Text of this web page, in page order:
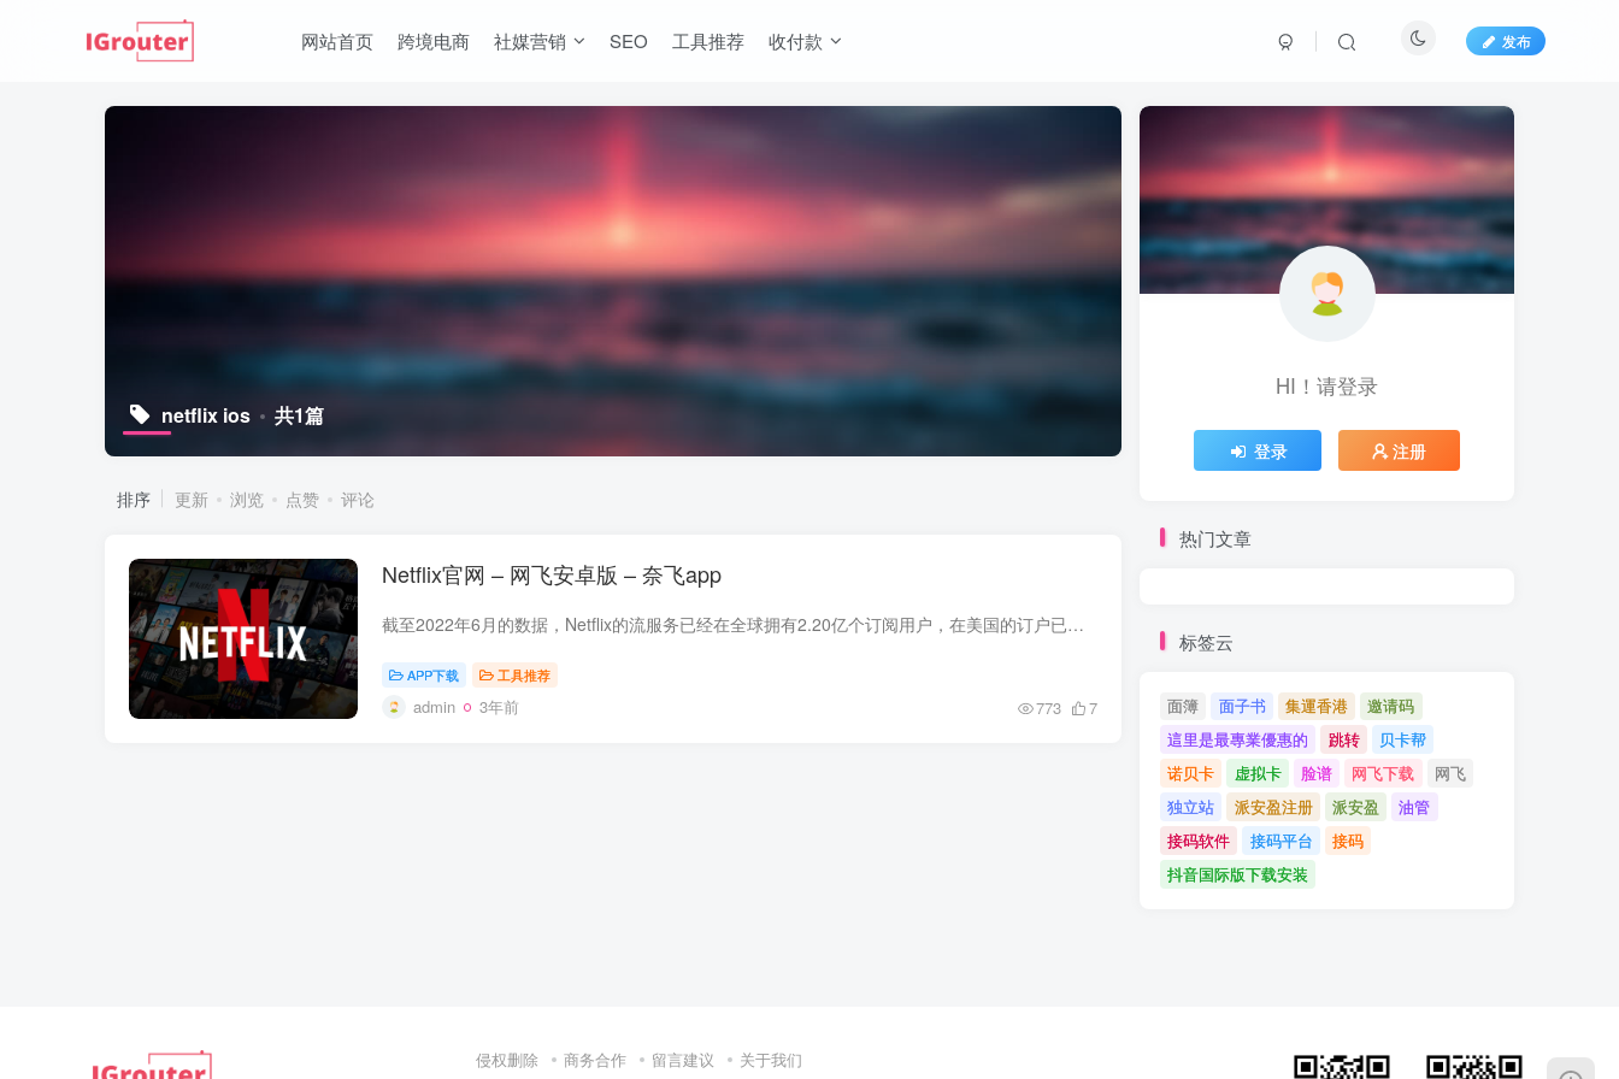
网站首页 跨境电商 社媒营销 SEO 工具推荐 收付款 发布
netflix ios 共1篇
排序 更新 浏览 点赞 评论
Netflix官网 – 网飞安卓版 – 奈飞app
截至2022年6月的数据，Netflix的流服务已经在全球拥有2.20亿个订阅用户，在美国的订户已达到7330万。其主要的竞争对手有Disney+、Hulu、HBO Max、Amazon Prime Video、YouTube Premium及Apple T...
APP下载 工具推荐
admin 3年前 773 7
HI！请登录
登录 注册
热门文章
标签云
面簿 面子书 集運香港
邀请码
這里是最專業優惠的
跳转
贝卡帮
诺贝卡
虚拟卡 脸谱 网飞下载
网飞
独立站
派安盈注册 派安盈
油管
接码软件
接码平台
接码
抖音国际版下载安装
侵权删除 商务合作 留言建议 关于我们